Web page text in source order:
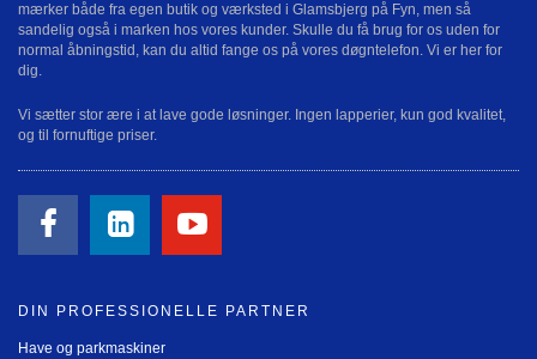
mærker både fra egen butik og værksted i Glamsbjerg på Fyn, men så
sandelig også i marken hos vores kunder. Skulle du få brug for os uden for
normal åbningstid, kan du altid fange os på vores døgntelefon. Vi er her for
dig.
Vi sætter stor ære i at lave gode løsninger. Ingen lapperier, kun god kvalitet,
og til fornuftige priser.
DIN PROFESSIONELLE PARTNER
Have og parkmaskiner